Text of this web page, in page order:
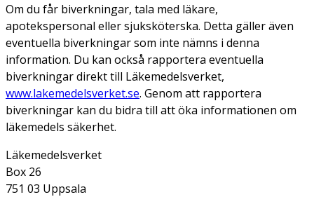
Om du får biverkningar, tala med läkare,
apotekspersonal eller sjuksköterska. Detta gäller även
eventuella biverkningar som inte nämns i denna
information. Du kan också rapportera eventuella
biverkningar direkt till Läkemedelsverket,
www.lakemedelsverket.se. Genom att rapportera
biverkningar kan du bidra till att öka informationen om
läkemedels säkerhet.
Läkemedelsverket
Box 26
751 03 Uppsala